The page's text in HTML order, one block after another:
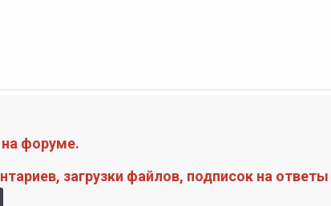
форуме.
загрузки файлов, подписок на